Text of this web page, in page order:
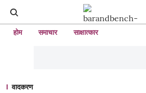
होम समाचार साक्षात्कार
वादकरण